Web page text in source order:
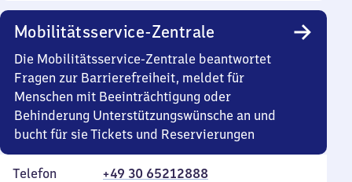
Mobilitätsservice-Zentrale
Die Mobilitätsservice-Zentrale beantwortet
Fragen zur Barrierefreiheit, meldet für
Menschen mit Beeinträchtigung oder
Behinderung Unterstützungswünsche an und
bucht für sie Tickets und Reservierungen
Telefon
+49 30 65212888